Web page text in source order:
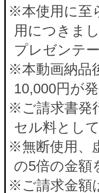
※本使用に至
用につきま
プレゼンテ
※本動画納品
10,000円が
※ご請求書発
セル料とし
※無断使用、
の5倍の金額
※ご請求金額